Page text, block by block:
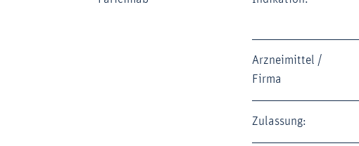
Arzneimittel /
Firma
Zulassung: